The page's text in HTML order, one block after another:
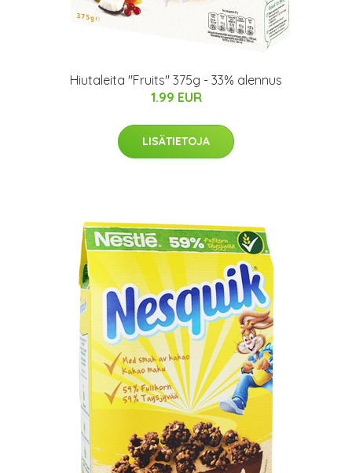
Hiutaleita "Fruits" 375g - 33% alennus
1.99 EUR
LISÄTIETOJA